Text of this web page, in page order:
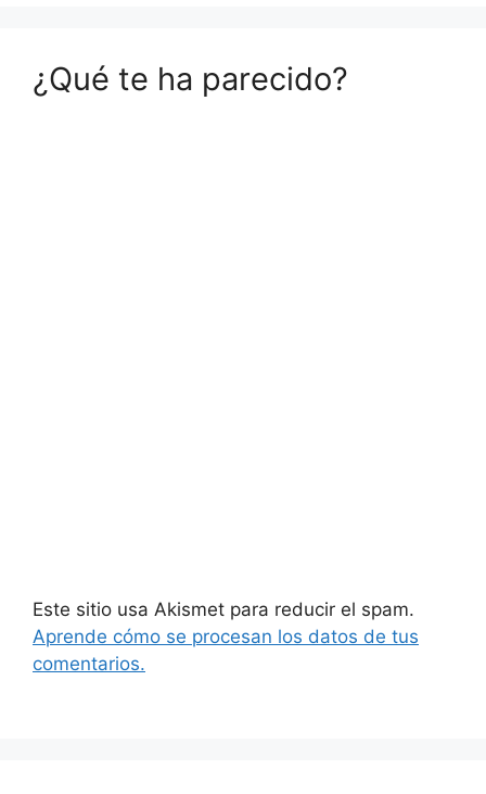
¿Qué te ha parecido?
Este sitio usa Akismet para reducir el spam.
Aprende cómo se procesan los datos de tus
comentarios.